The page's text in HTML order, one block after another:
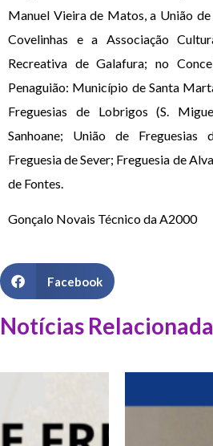
Manuel Vieira de Matos, a União
Covelinhas e a Associação
Recreativa de Galafura; no
Penaguião: Município de Santa
Freguesias de Lobrigos (S.
Sanhoane; União de Freguesias
Freguesia de Sever; Freguesia de
de Fontes.
Gonçalo Novais Técnico da A2000
Facebook
Notícias